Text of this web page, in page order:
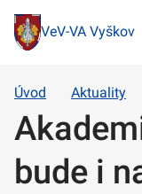
VeV-VA Vyškov
Úvod Aktuality
bude i